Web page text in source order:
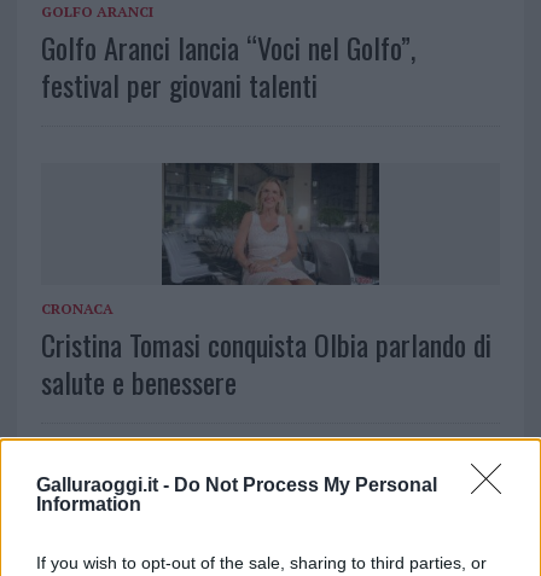
Galluraoggi.it - Do Not Process My Personal
Information
If you wish to opt-out of the sale, sharing to third parties, or
GOLFO ARANCI
Golfo Aranci lancia “Voci nel Golfo”,
festival per giovani talenti
CRONACA
Cristina Tomasi conquista Olbia parlando di
salute e benessere